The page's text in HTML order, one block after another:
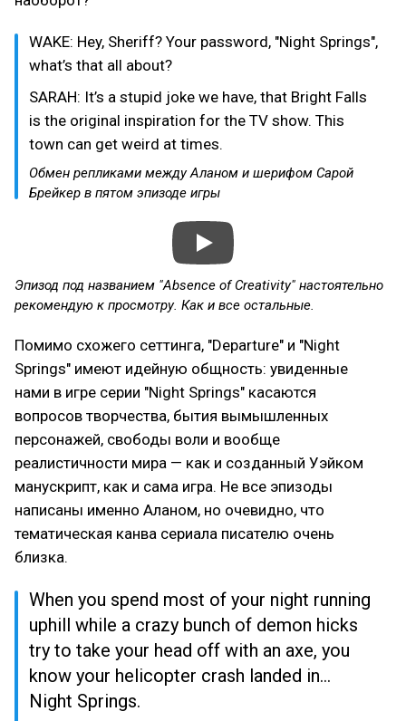
WAKE: Hey, Sheriff? Your password, "Night Springs",
what’s that all about?
SARAH: It’s a stupid joke we have, that Bright Falls
is the original inspiration for the TV show. This
town can get weird at times.
Обмен репликами между Аланом и шерифом Сарой
Брейкер в пятом эпизоде игры
Эпизод под названием "Absence of Creativity" настоятельно
рекомендую к просмотру. Как и все остальные.
Помимо схожего сеттинга, "Departure" и "Night
Springs" имеют идейную общность: увиденные
нами в игре серии "Night Springs" касаются
вопросов творчества, бытия вымышленных
персонажей, свободы воли и вообще
реалистичности мира — как и созданный Уэйком
манускрипт, как и сама игра. Не все эпизоды
написаны именно Аланом, но очевидно, что
тематическая канва сериала писателю очень
близка.
When you spend most of your night running
uphill while a crazy bunch of demon hicks
try to take your head off with an axe, you
know your helicopter crash landed in…
Night Springs.